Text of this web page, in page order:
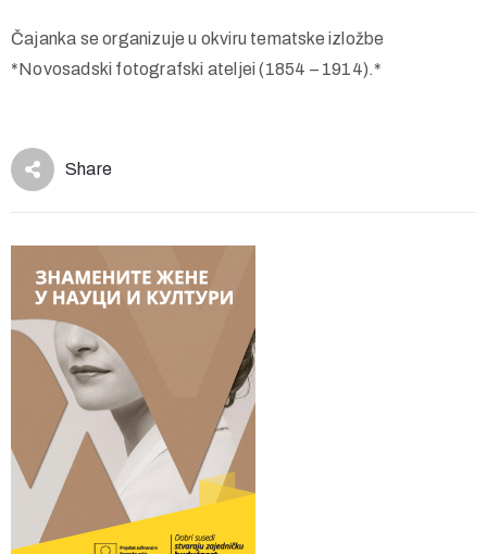
Čajanka se organizuje u okviru tematske izložbe
*Novosadski fotografski ateljei (1854 – 1914).*
Share